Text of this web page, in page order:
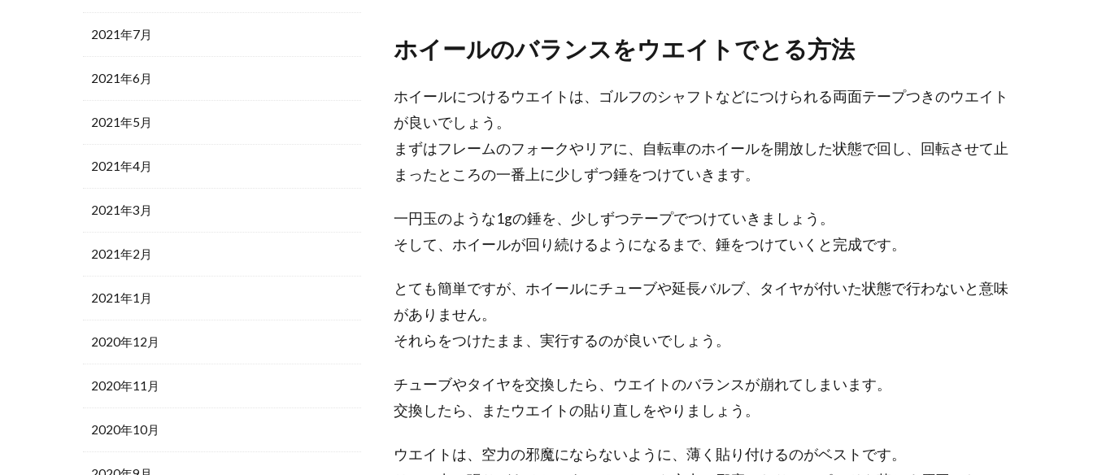
ホイールのバランスをウエイトでとる方法
ホイールにつけるウエイトは、ゴルフのシャフトなどにつけられる両面テープつきのウエイト
が良いでしょう。
まずはフレームのフォークやリアに、自転車のホイールを開放した状態で回し、回転させて止
まったところの一番上に少しずつ錘をつけていきます。
一円玉のような1gの錘を、少しずつテープでつけていきましょう。
そして、ホイールが回り続けるようになるまで、錘をつけていくと完成です。
とても簡単ですが、ホイールにチューブや延長バルブ、タイヤが付いた状態で行わないと意味
がありません。
それらをつけたまま、実行するのが良いでしょう。
チューブやタイヤを交換したら、ウエイトのバランスが崩れてしまいます。
交換したら、またウエイトの貼り直しをやりましょう。
ウエイトは、空力の邪魔にならないように、薄く貼り付けるのがベストです。
2021年7月
2021年6月
2021年5月
2021年4月
2021年3月
2021年2月
2021年1月
2020年12月
2020年11月
2020年10月